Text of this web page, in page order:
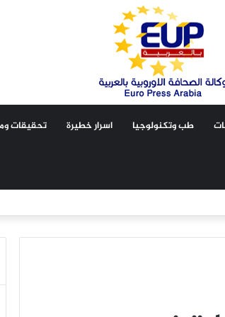
طب وتكنولوجيا اسرار خطيرة تحقيقات